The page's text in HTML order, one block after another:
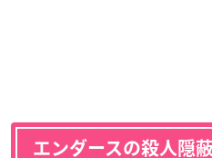
エンダースの殺人隠